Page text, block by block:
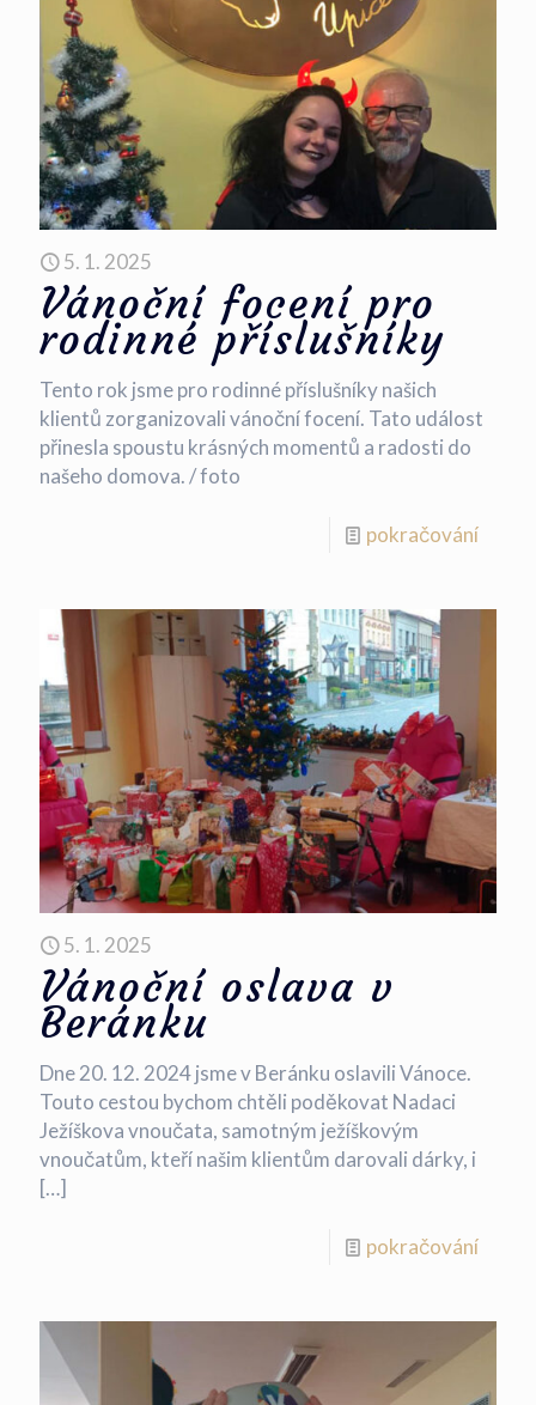
5. 1. 2025
Vánoční focení pro
rodinné příslušníky
Tento rok jsme pro rodinné příslušníky našich
klientů zorganizovali vánoční focení. Tato událost
přinesla spoustu krásných momentů a radosti do
našeho domova. / foto
pokračování
5. 1. 2025
Vánoční oslava v
Beránku
Dne 20. 12. 2024 jsme v Beránku oslavili Vánoce.
Touto cestou bychom chtěli poděkovat Nadaci
Ježíškova vnoučata, samotným ježíškovým
vnoučatům, kteří našim klientům darovali dárky, i
[…]
pokračování